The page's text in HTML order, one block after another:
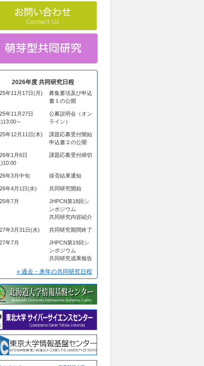
2026年度 共同研究日程
年11月17日(月)
募集要項及び申込
書１の公開
年11月27日
～
公募説明会（オン
ライン）
年12月11日(木)
課題応募受付開始
申込書２の公開
年1月6日
課題応募受付締切
年3月中旬 採否結果通知
年4月1日(水) 共同研究開始
年7月
JHPCN第18回シ
ンポジウム
共同研究内容紹介
年3月31日(水) 共同研究期間終了
年7月
JHPCN第19回シ
ンポジウム
共同研究成果報告
» 過去・来年の共同研究日程